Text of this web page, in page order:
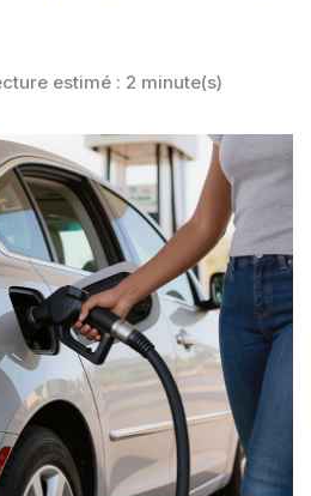
estimé : 2 minute(s)